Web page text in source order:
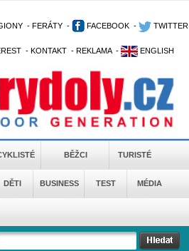
- FERÁTY - FACEBOOK - TWITTER
- KONTAKT - REKLAMA - ENGLISH
BĚŽCI TURISTÉ
DĚTI BUSINESS TEST MÉDIA